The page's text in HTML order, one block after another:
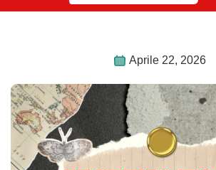
Aprile 22, 2026